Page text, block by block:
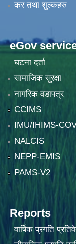
कर तथा शुल्कहरु
eGov
घटना दर्ता
सामाजिक सुरक्षा
नागरिक वडापत्र
CCIMS
IMU/IHIMS-
NALCIS
NEPP-EMIS
PAMS-V2
Reports
वार्षिक प्रगति